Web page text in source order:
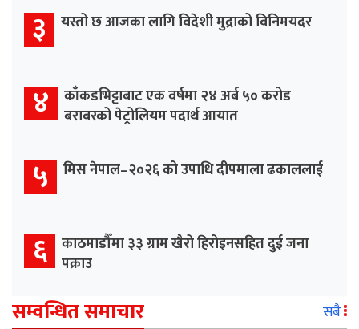
३ यस्तो छ आजका लागि विदेशी मुद्राको विनिमयदर
४ काँकडभिट्टाबाट एक वर्षमा २४ अर्ब ५० करोड
बराबरको पेट्रोलियम पदार्थ आयात
५ मिस नेपाल–२०२६ को उपाधि दीपमाला ढकाललाई
६ काठमाडौँमा ३३ ग्राम खैरो हिरोइनसहित दुई जना
पक्राउ
सम्वन्धित समाचार सबै